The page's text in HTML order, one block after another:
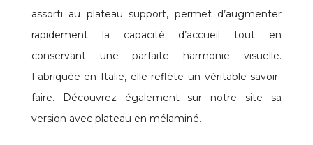
assorti au plateau support, permet d’augmenter
rapidement la capacité d’accueil tout en
conservant une parfaite harmonie visuelle.
Fabriquée en Italie, elle reflète un véritable savoir-
faire. Découvrez également sur notre site sa
version avec plateau en mélaminé.